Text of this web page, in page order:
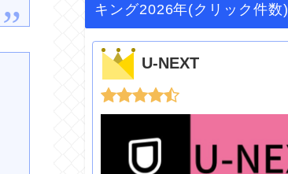
キング2026年(クリック件数)
U-NEXT